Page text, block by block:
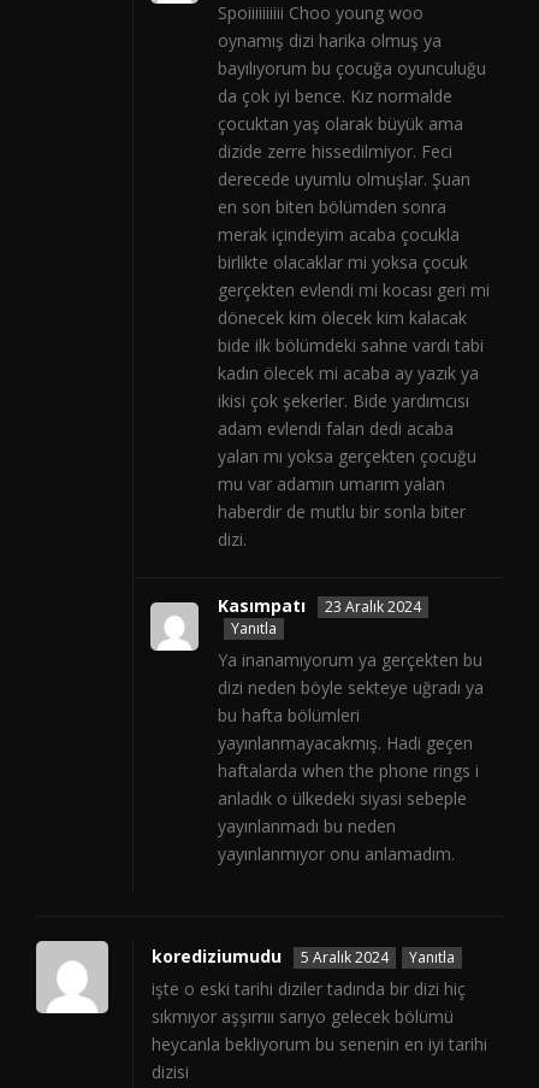
Spoiiiiiiiiii Choo young woo
oynamış dizi harika olmuş ya
bayılıyorum bu çocuğa oyunculuğu
da çok iyi bence. Kız normalde
çocuktan yaş olarak büyük ama
dizide zerre hissedilmiyor. Feci
derecede uyumlu olmuşlar. Şuan
en son biten bölümden sonra
merak içindeyim acaba çocukla
birlikte olacaklar mi yoksa çocuk
gerçekten evlendi mi kocası geri mi
dönecek kim ölecek kim kalacak
bide ilk bölümdeki sahne vardı tabi
kadın ölecek mi acaba ay yazık ya
ikisi çok şekerler. Bide yardımcısı
adam evlendi falan dedi acaba
yalan mı yoksa gerçekten çocuğu
mu var adamın umarım yalan
haberdir de mutlu bir sonla biter
dizi.
Kasımpatı
23 Aralık 2024
Yanıtla
Ya inanamıyorum ya gerçekten bu
dizi neden böyle sekteye uğradı ya
bu hafta bölümleri
yayınlanmayacakmış. Hadi geçen
haftalarda when the phone rings i
anladık o ülkedeki siyasi sebeple
yayınlanmadı bu neden
yayınlanmıyor onu anlamadım.
korediziumudu 5 Aralık 2024 Yanıtla
işte o eski tarihi diziler tadında bir dizi hiç
sıkmıyor aşşırrııı sarıyo gelecek bölümü
heycanla bekliyorum bu senenin en iyi tarihi
dizisi